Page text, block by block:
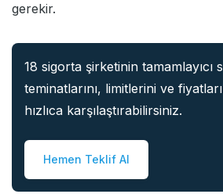
gerekir.
18 sigorta şirketinin tamamlayıcı
teminatlarını, limitlerini ve
hızlıca karşılaştırabilirsiniz.
Hemen Teklif Al